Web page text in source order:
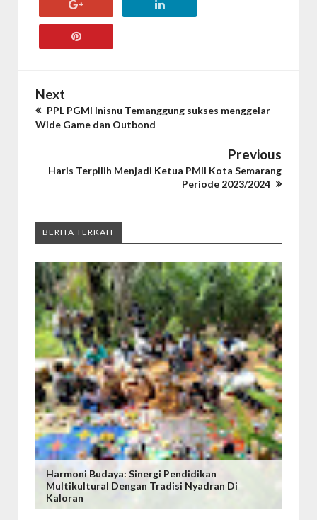
Next
PPL PGMI Inisnu Temanggung sukses menggelar
Wide Game dan Outbond
Previous
Haris Terpilih Menjadi Ketua PMII Kota Semarang
Periode 2023/2024
BERITA TERKAIT
Harmoni Budaya: Sinergi Pendidikan
Multikultural Dengan Tradisi Nyadran Di
Kaloran